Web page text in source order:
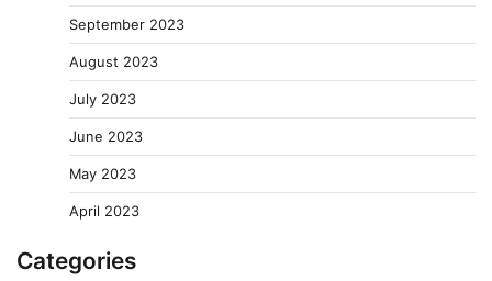
September 2023
August 2023
July 2023
June 2023
May 2023
April 2023
Categories